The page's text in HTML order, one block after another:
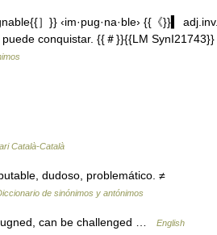
］}} ‹im·pug·na·ble› {{《}}▍ adj.inv.
conquistar. {{＃}}{{LM SynI21743}}
Català-Català
dudoso, problemático. ≠
de sinónimos y antónimos
can be challenged …
English